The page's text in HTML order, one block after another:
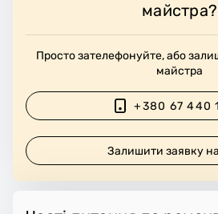
майстра?
Просто зателефонуйте, або
майстра
+380 67 440
Залишити заявку на